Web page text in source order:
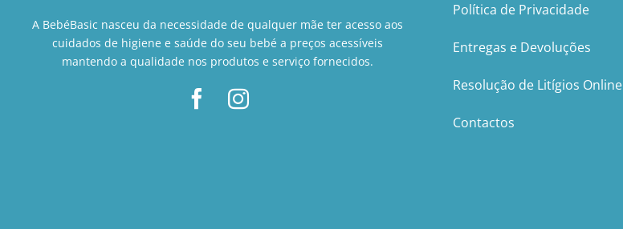
A BebéBasic nasceu da necessidade de qualquer mãe ter acesso aos
cuidados de higiene e saúde do seu bebé a preços acessíveis
mantendo a qualidade nos produtos e serviço fornecidos.
Política de Privacidade
Entregas e Devoluções
Resolução de Litígios Online
Contactos